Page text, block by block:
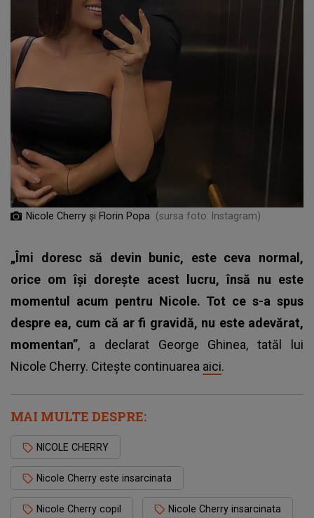
Nicole Cherry și Florin Popa (sursa foto: Instagram)
„Îmi doresc să devin bunic, este ceva normal,
orice om își dorește acest lucru, însă nu este
momentul acum pentru Nicole. Tot ce s-a spus
despre ea, cum că ar fi gravidă, nu este adevărat,
momentan”, a declarat George Ghinea, tatăl lui
Nicole Cherry. Citește continuarea aici.
MAI MULTE DESPRE:
NICOLE CHERRY
Nicole Cherry este insarcinata
Nicole Cherry copil Nicole Cherry insarcinata